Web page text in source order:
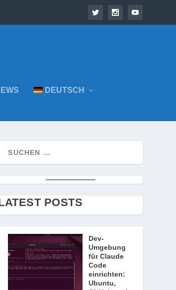
DEUTSCH
POSTS
Dev-
Umgebung
für Claude
Code
einrichten:
Ubuntu,